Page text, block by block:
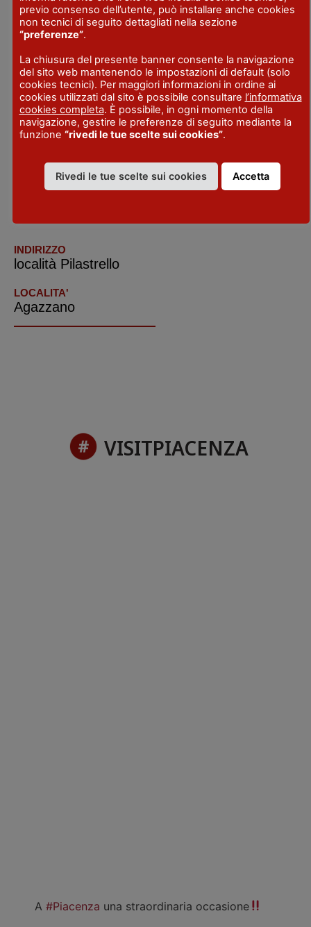
– la penultima domenica di maggio la statua
della Madonna viene accompagnata alla
chiesa parrocchiale, la domenica
successiva viene riportata al suo santuario
con la processione a piedi attraverso il
torrente Luretta, come da usanza secolare.
– nel mese di maggio pellegrinaggio delle
parrocchie della zona pastorale.
INDIRIZZO
località Pilastrello
LOCALITA'
Agazzano
VISITPIACENZA
A #Piacenza una straordinaria occasione
previo consenso dell’utente, può installare anche cookies
non tecnici di seguito dettagliati nella sezione
“preferenze”.
La chiusura del presente banner consente la navigazione
del sito web mantenendo le impostazioni di default (solo
cookies tecnici). Per maggiori informazioni in ordine ai
cookies utilizzati dal sito è possibile consultare l’informativa
cookies completa. È possibile, in ogni momento della
navigazione, gestire le preferenze di seguito mediante la
funzione “rivedi le tue scelte sui cookies”.
Rivedi le tue scelte sui cookies Accetta